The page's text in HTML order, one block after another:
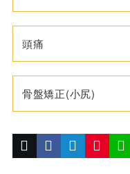
頭痛
骨盤矯正(小尻)